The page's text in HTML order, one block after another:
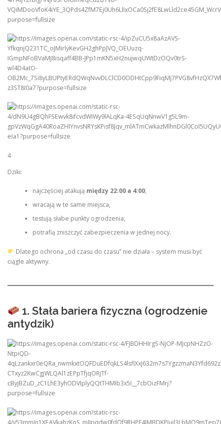
4
Dziki:
najczęściej atakują między 22:00 a 4:00,
wracają w te same miejsca,
testują słabe punkty ogrodzenia,
potrafią zniszczyć zabezpieczenia w jednej nocy.
Dlatego ochrona „od czasu do czasu” nie działa – system musi być
ciągle aktywny.
1. Stała bariera fizyczna (ogrodzenie
antydzik)